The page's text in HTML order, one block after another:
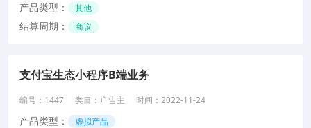
产品类型： 其他
结算周期： 商议
支付宝生态小程序B端业务
编号： 1447 类目： 广告主 时间： 2022-11-24
产品类型： 虚拟产品